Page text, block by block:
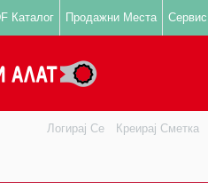
Каталог Продажни Места Сервис
Логирај Се Креирај Сметка